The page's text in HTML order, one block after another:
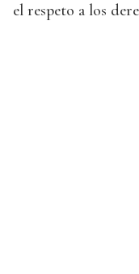
el respeto a los